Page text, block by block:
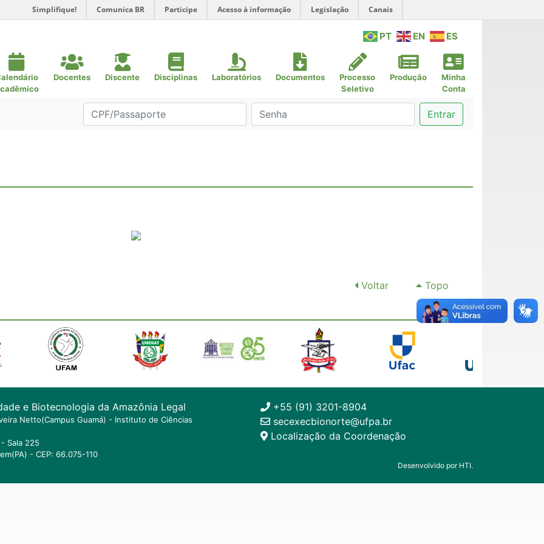
Simplifique! Comunica BR Participe Acesso à informação Legislação Canais
PT EN ES
Docentes Discente Disciplinas Laboratórios Documentos
Processo
Seletivo
Produção
Minha
Conta
Entrar
Voltar Topo
e Biotecnologia da Amazônia Legal
Netto(Campus Guamá) - Instituto de Ciências
Sala 225
- CEP: 66.075-110
+55 (91) 3201-8904
secexecbionorte@ufpa.br
Localização da Coordenação
Desenvolvido por HTI.